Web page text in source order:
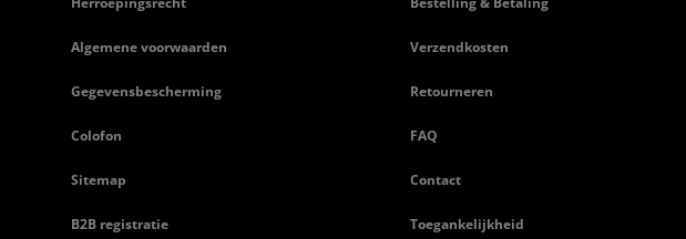
Algemene voorwaarden
Gegevensbescherming
Colofon
Sitemap
B2B registratie
Verzendkosten
Retourneren
FAQ
Contact
Toegankelijkheid